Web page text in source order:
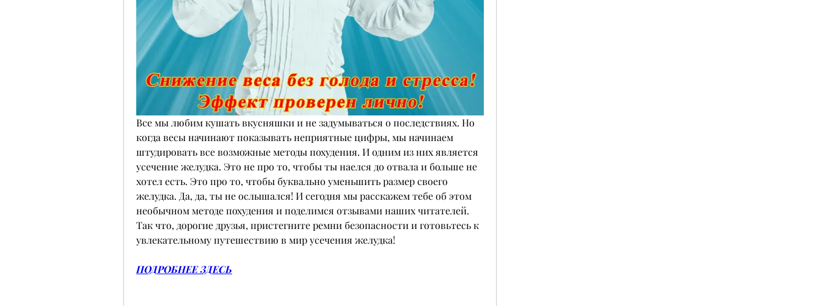
Все мы любим кушать вкусняшки и не задумываться о последствиях. Но
когда весы начинают показывать неприятные цифры, мы начинаем
штудировать все возможные методы похудения. И одним из них является
усечение желудка. Это не про то, чтобы ты наелся до отвала и больше не
хотел есть. Это про то, чтобы буквально уменьшить размер своего
желудка. Да, да, ты не ослышался! И сегодня мы расскажем тебе об этом
необычном методе похудения и поделимся отзывами наших читателей.
Так что, дорогие друзья, пристегните ремни безопасности и готовьтесь к
увлекательному путешествию в мир усечения желудка!
ПОДРОБНЕЕ ЗДЕСЬ